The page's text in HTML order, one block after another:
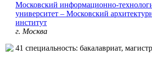
Московский информационно-
университет – Московский
институт
г. Москва
41 специальность: бакалавриат,